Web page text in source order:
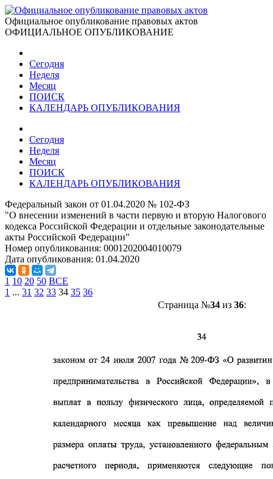
Официальное опубликование правовых актов
ОФИЦИАЛЬНОЕ ОПУБЛИКОВАНИЕ
Сегодня
Неделя
Месяц
ПОИСК
КАЛЕНДАРЬ ОПУБЛИКОВАНИЯ
Сегодня
Неделя
Месяц
ПОИСК
КАЛЕНДАРЬ ОПУБЛИКОВАНИЯ
Федеральный закон от 01.04.2020 № 102-ФЗ
"О внесении изменений в части первую и вторую Налогового
кодекса Российской Федерации и отдельные законодательные
акты Российской Федерации"
Номер опубликования: 0001202004010079
Дата опубликования: 01.04.2020
1 10 20 50 ВСЕ
1 ... 31 32 33 34 35 36
Страница №34из 36: